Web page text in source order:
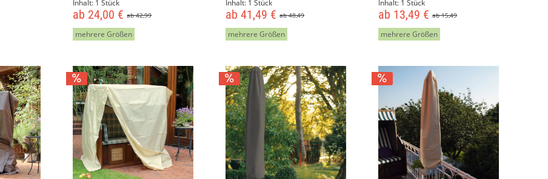
Inhalt: 1 Stück
ab 42,99
ab 24,00 €
mehrere Größen
Inhalt: 1 Stück
ab 48,49
ab 41,49 €
mehrere Größen
Inhalt: 1 Stück
ab 15,49
ab 13,49 €
mehrere Größen